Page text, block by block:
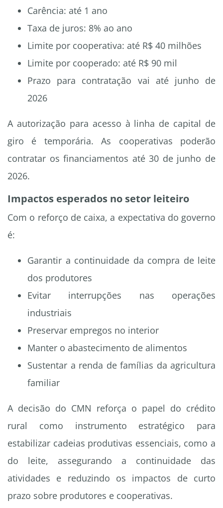
Carência: até 1 ano
Taxa de juros: 8% ao ano
Limite por cooperativa: até R$ 40 milhões
Limite por cooperado: até R$ 90 mil
Prazo para contratação vai até junho de
2026
A autorização para acesso à linha de capital de
giro é temporária. As cooperativas poderão
contratar os financiamentos até 30 de junho de
2026.
Impactos esperados no setor leiteiro
Com o reforço de caixa, a expectativa do governo
é:
Garantir a continuidade da compra de leite
dos produtores
Evitar interrupções nas operações
industriais
Preservar empregos no interior
Manter o abastecimento de alimentos
Sustentar a renda de famílias da agricultura
familiar
A decisão do CMN reforça o papel do crédito
rural como instrumento estratégico para
estabilizar cadeias produtivas essenciais, como a
do leite, assegurando a continuidade das
atividades e reduzindo os impactos de curto
prazo sobre produtores e cooperativas.